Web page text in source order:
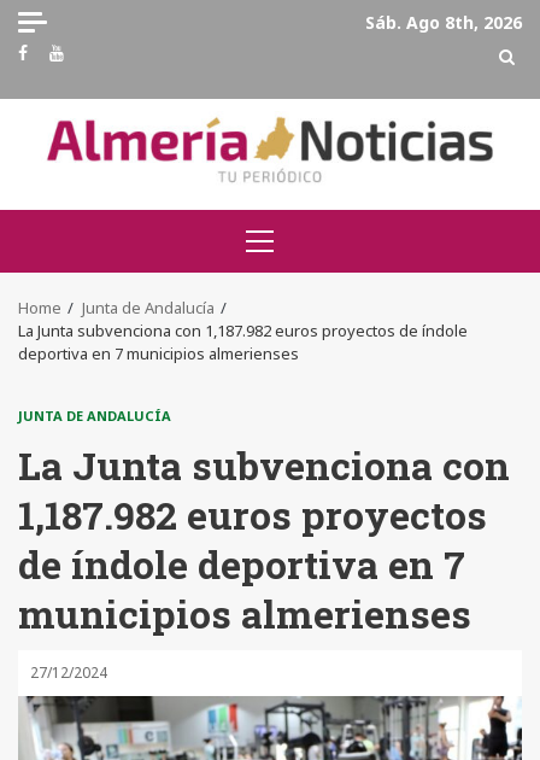
Skip
content
Sáb. Ago 8th, 2026
Facebook
Youtube
Primary
Menu
Home
Junta de Andalucía
La Junta subvenciona con 1,187.982 euros proyectos de índole
deportiva en 7 municipios almerienses
JUNTA DE ANDALUCÍA
La Junta subvenciona con
1,187.982 euros proyectos
de índole deportiva en 7
municipios almerienses
27/12/2024